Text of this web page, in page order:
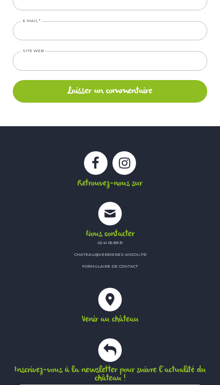
E-MAIL *
SITE WEB
Retrouvez-nous sur
FacebookInstagram
Nous contacter
02 41 05 89 31
CHATEAU@VERRIERES-ANJOU.FR
FORMULAIRE DE CONTACT
Venir au château
Inscrivez-vous à la newsletter pour suivre l’actualité du
château !